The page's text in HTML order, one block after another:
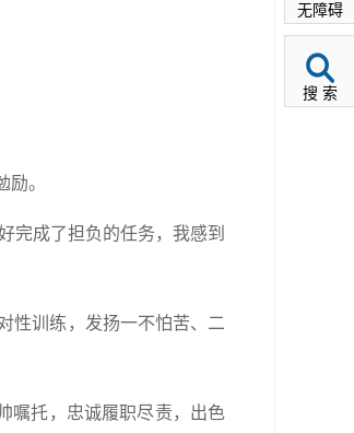
。
完成了担负的任务，我感到
性训练，发扬一不怕苦、二
嘱托，忠诚履职尽责，出色
无障碍
搜 索